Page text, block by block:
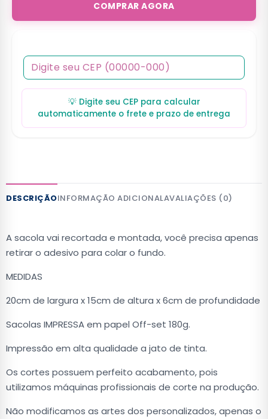
COMPRAR AGORA
💡 Digite seu CEP para calcular
automaticamente o frete e prazo de entrega
DESCRIÇÃOINFORMAÇÃO ADICIONALAVALIAÇÕES (0)
A sacola vai recortada e montada, você precisa apenas
retirar o adesivo para colar o fundo.
MEDIDAS
20cm de largura x 15cm de altura x 6cm de profundidade
Sacolas IMPRESSA em papel Off-set 180g.
Impressão em alta qualidade a jato de tinta.
Os cortes possuem perfeito acabamento, pois
utilizamos máquinas profissionais de corte na produção.
Não modificamos as artes dos personalizados, apenas o